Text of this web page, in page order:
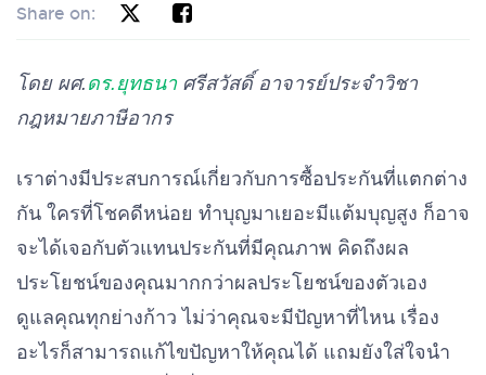
Share on:
โดย ผศ. ดร.ยุทธนาศรีสวัสดิ์ อาจารย์ประจำวิชา
กฎหมายภาษีอากร
เราต่างมีประสบการณ์เกี่ยวกับการซื้อประกันที่แตกต่าง
กัน ใครที่โชคดีหน่อย ทำบุญมาเยอะมีแต้มบุญสูง ก็อาจ
จะได้เจอกับตัวแทนประกันที่มีคุณภาพ คิดถึงผล
ประโยชน์ของคุณมากกว่าผลประโยชน์ของตัวเอง
ดูแลคุณทุกย่างก้าว ไม่ว่าคุณจะมีปัญหาที่ไหน เรื่อง
อะไรก็สามารถแก้ไขปัญหาให้คุณได้ แถมยังใส่ใจนำ